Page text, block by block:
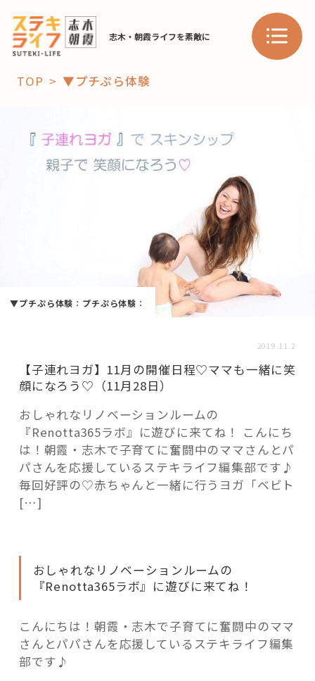
志木・朝霞ライフを素敵に
子育て
暮らし
学び・教育
HAREL HAREL
活用事例
「モノ」
fleXe リノベ事例
「ひと」
TOP ▼プチぷら体験
▼プチぷら体験 ： プチぷら体験 ：
2019.11.2
【子連れヨガ】11月の開催日程♡ママも一緒に笑
顔になろう♡（11月28日）
おしゃれなリノベーションルームの
『Renotta365ラボ』に遊びに来てね！ こんにち
は！朝霞・志木で子育てに奮闘中のママさんとパ
パさんを応援しているステキライフ編集部です♪
毎回好評の♡赤ちゃんと一緒に行うヨガ「ベビト
[…]
おしゃれなリノベーションルームの
『Renotta365ラボ』に遊びに来てね！
こんにちは！朝霞・志木で子育てに奮闘中のママ
さんとパパさんを応援しているステキライフ編集
部です♪